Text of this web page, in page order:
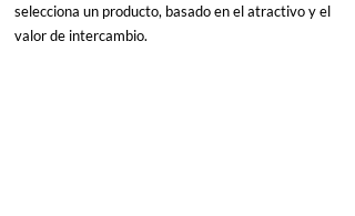
selecciona un producto, basado en el atractivo y el
valor de intercambio.